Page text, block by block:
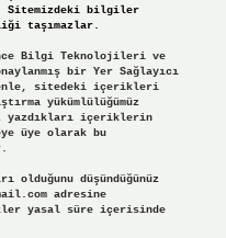
Sitemizdeki bilgiler
taşımazlar.
Bilgi Teknolojileri ve
bir Yer Sağlayıcı
sitedeki içerikleri
yükümlülüğümüz
yazdıkları içeriklerin
üye olarak bu
olduğunu düşündüğünüz
adresine
yasal süre içerisinde